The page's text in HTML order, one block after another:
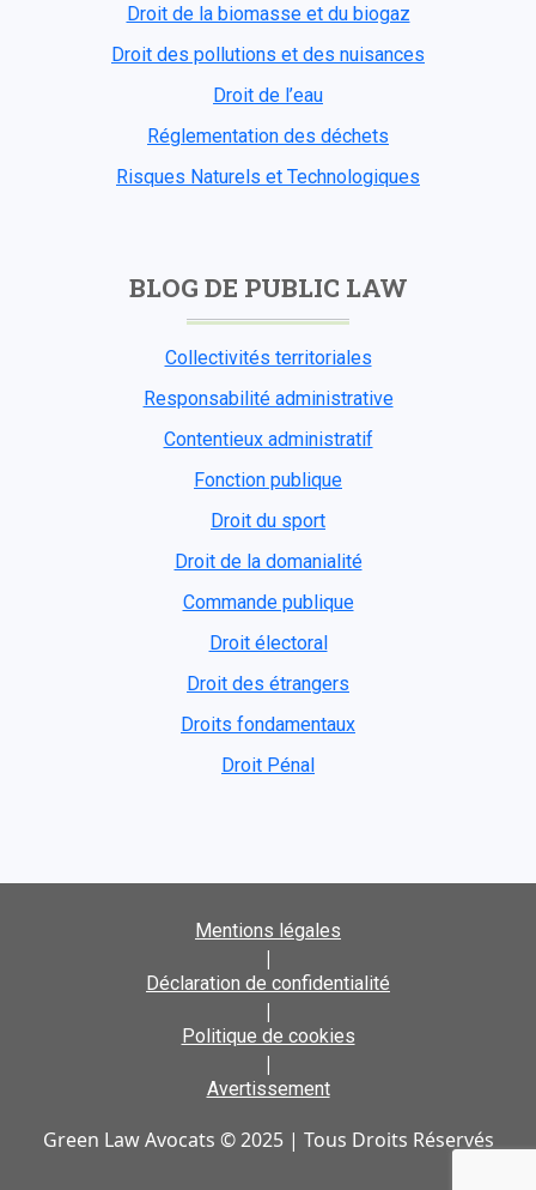
Droit de la biomasse et du biogaz
Droit des pollutions et des nuisances
Droit de l’eau
Réglementation des déchets
Risques Naturels et Technologiques
BLOG DE PUBLIC LAW
Collectivités territoriales
Responsabilité administrative
Contentieux administratif
Fonction publique
Droit du sport
Droit de la domanialité
Commande publique
Droit électoral
Droit des étrangers
Droits fondamentaux
Droit Pénal
Mentions légales
|
Déclaration de confidentialité
|
Politique de cookies
|
Avertissement
Green Law Avocats © 2025 | Tous Droits Réservés